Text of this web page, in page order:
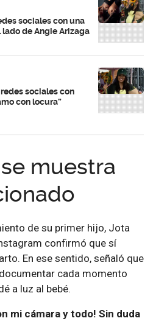
sociales con una
de Angie Arizaga
sociales con
con locura”
muestra
de su primer hijo, Jota
confirmó que sí
En ese sentido, señaló que
cada momento
a luz al bebé.
mi cámara y todo! Sin duda